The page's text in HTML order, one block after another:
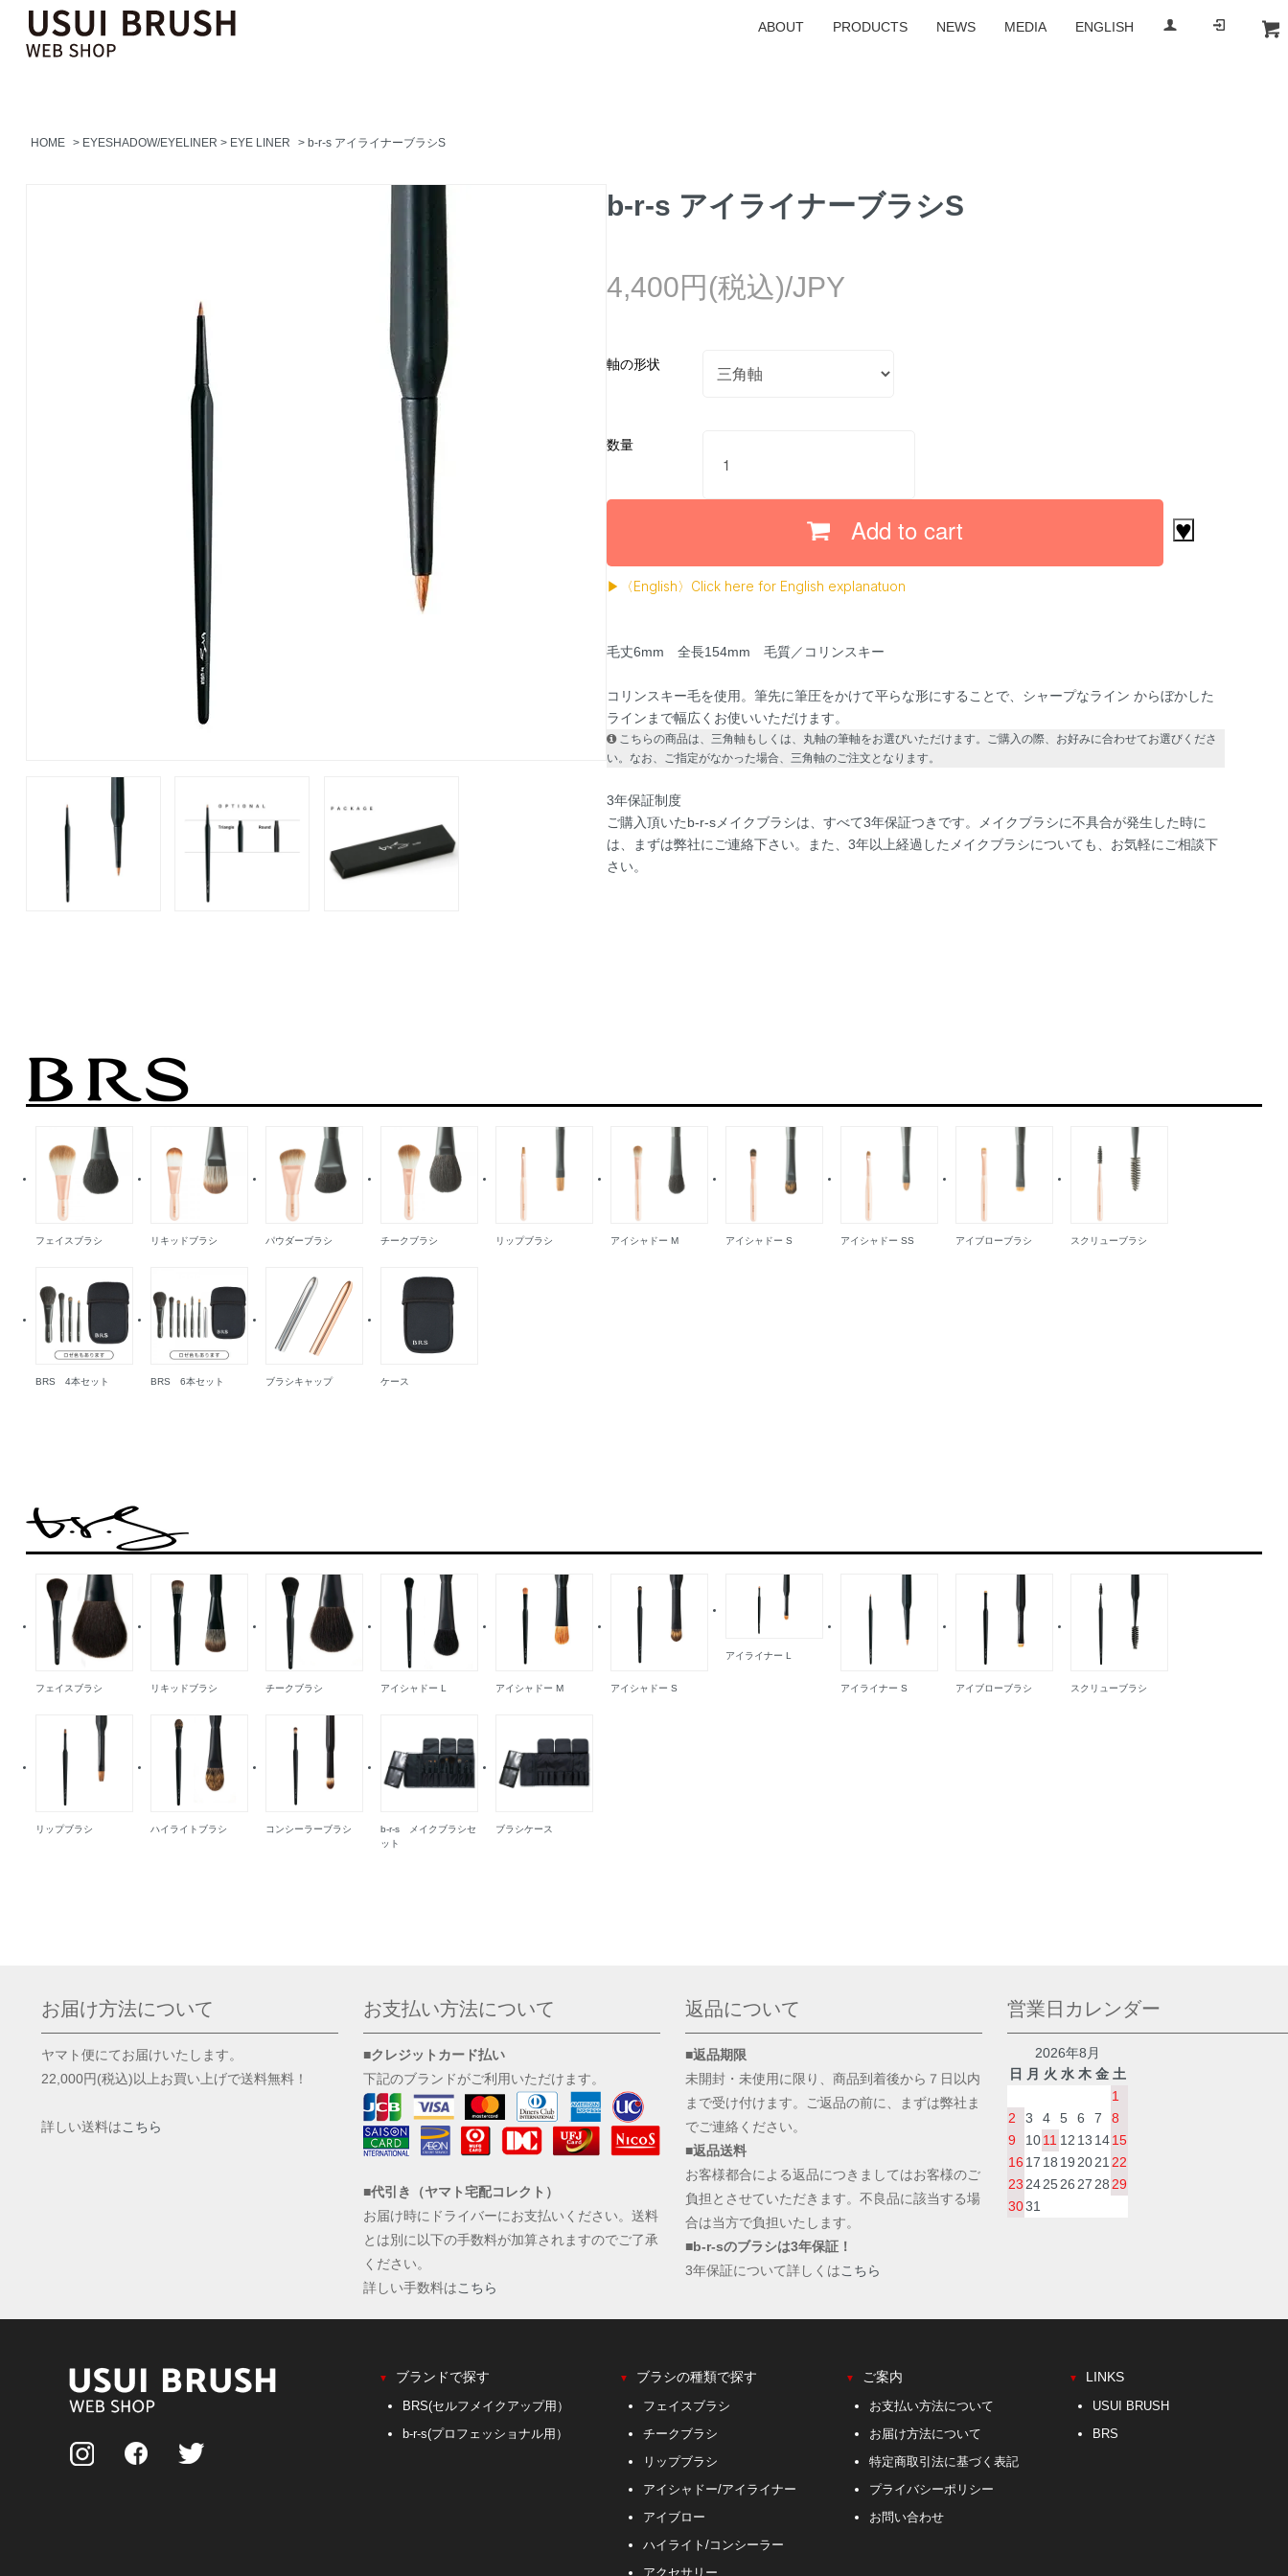
ABOUT PRODUCTS NEWS MEDIA ENGLISH
HOME > EYESHADOW/EYELINER > EYE LINER >b-r-s アイライナーブラシS
b-r-s アイライナーブラシS
4,400円(税込)/JPY
軸の形状
数量
Add to cart ♥
▶〈English〉Click here for English explanatuon
毛丈6mm 全長154mm 毛質／コリンスキー
コリンスキー毛を使用。筆先に筆圧をかけて平らな形にすることで、シャープなライン からぼかした
ラインまで幅広くお使いいただけます。
こちらの商品は、三角軸もしくは、丸軸の筆軸をお選びいただけます。ご購入の際、お好みに合わせてお選びくださ
い。なお、ご指定がなかった場合、三角軸のご注文となります。
3年保証制度
ご購入頂いたb-r-sメイクブラシは、すべて3年保証つきです。メイクブラシに不具合が発生した時に
は、まずは弊社にご連絡下さい。また、3年以上経過したメイクブラシについても、お気軽にご相談下
さい。
フェイスブラシ リキッドブラシ パウダーブラシ チークブラシ リップブラシ アイシャドー M アイシャドー S アイシャドー SS アイブローブラシ スクリューブラシ
BRS 4本セット BRS 6本セット ブラシキャップ ケース
フェイスブラシ リキッドブラシ チークブラシ アイシャドー L アイシャドー M アイシャドー S
アイライナー L
アイライナー S アイブローブラシ スクリューブラシ
リップブラシ ハイライトブラシ コンシーラーブラシ
b-r-s メイクブラシセ
ット
ブラシケース
お届け方法について
ヤマト便にてお届けいたします。
22,000円(税込)以上お買い上げで送料無料！
詳しい送料はこちら
お支払い方法について
■クレジットカード払い
下記のブランドがご利用いただけます。
■代引き（ヤマト宅配コレクト）
お届け時にドライバーにお支払いください。送料
とは別に以下の手数料が加算されますのでご了承
ください。
詳しい手数料はこちら
返品について
■返品期限
未開封・未使用に限り、商品到着後から７日以内
まで受け付けます。ご返品の前に、まずは弊社ま
でご連絡ください。
■返品送料
お客様都合による返品につきましてはお客様のご
負担とさせていただきます。不良品に該当する場
合は当方で負担いたします。
■b-r-sのブラシは3年保証！
3年保証について詳しくはこちら
営業日カレンダー
2026年8月
日 月 火 水 木 金 土
1
2
3 4 5 6 7
8
9
1011 12 13 1415
16 17 18 19 2021 22
23 242526 27 28 29
3031
▼ ブランドで探す
BRS(セルフメイクアップ用）
b-r-s(プロフェッショナル用）
▼ ブラシの種類で探す
フェイスブラシ
チークブラシ
リップブラシ
アイシャドー/アイライナー
アイブロー
ハイライト/コンシーラー
アクセサリー
▼ ご案内
お支払い方法について
お届け方法について
特定商取引法に基づく表記
プライバシーポリシー
お問い合わせ
▼ LINKS
USUI BRUSH
BRS